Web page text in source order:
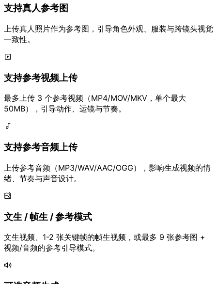
支持真人参考图
上传真人照片作为参考图，引导角色外观、服装与跨镜头视觉
一致性。
支持参考视频上传
最多上传 3 个参考视频（MP4/MOV/MKV，单个最大
50MB），引导动作、运镜与节奏。
支持参考音频上传
上传参考音频（MP3/WAV/AAC/OGG），影响生成视频的情
绪、节奏与声音设计。
文生 / 帧生 / 参考模式
文生视频、1-2 张关键帧的帧生视频，或最多 9 张参考图 +
视频/音频的参考引导模式。